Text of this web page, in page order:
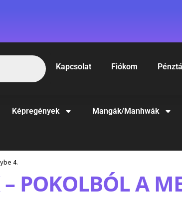
Kapcsolat Fiókom
Képregények Mangák/Manhwák
4.
– POKOLBÓL A